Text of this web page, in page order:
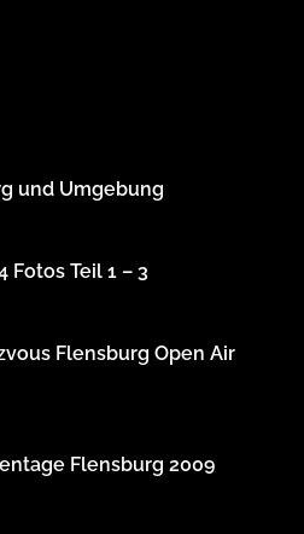
und Umgebung
Fotos Teil 1 – 3
Flensburg Open Air
Flensburg 2009